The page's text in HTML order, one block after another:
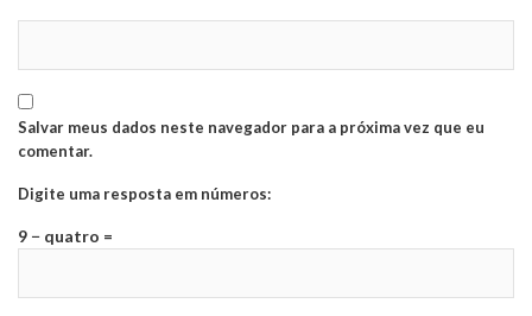
Salvar meus dados neste navegador para a próxima vez que eu
comentar.
Digite uma resposta em números:
9 − quatro =